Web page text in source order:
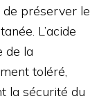
de préserver le
L’acide
de la
toléré,
la sécurité du